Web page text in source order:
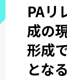
PAリ
成の
形成
とな
アワード
ウズ研